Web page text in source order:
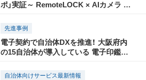
ポ」実証～ RemoteLOCK × AIカメラ 試
先進事例
電子契約で自治体DXを推進！ 大阪府内
の15自治体が導入している 電子印鑑
自治体向けサービス最新情報